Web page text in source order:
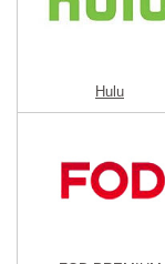
Hulu